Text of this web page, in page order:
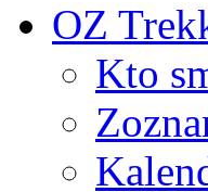
OZ
Kto